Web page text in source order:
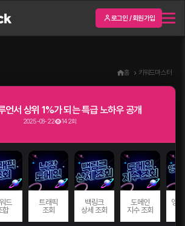
로그인 / 회원가입
홈 키워드마스터
언서 상위 1%가 되는 특급 노하우 공개
2025-08-22 142회
드
합
트래픽
조회
백링크
상세 조회
도메인
지수 조회
앵